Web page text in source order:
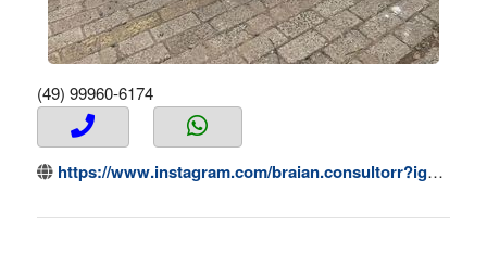
(49) 99960-6174
https://www.instagram.com/braian.consultorr?igsh=MTFxYm55dWxoMHBxYg%3D%3D&utm_source=qr